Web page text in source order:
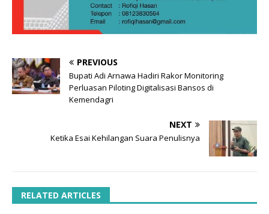
PREVIOUS
Bupati Adi Arnawa Hadiri Rakor Monitoring
Perluasan Piloting Digitalisasi Bansos di
Kemendagri
NEXT
Ketika Esai Kehilangan Suara Penulisnya
RELATED ARTICLES